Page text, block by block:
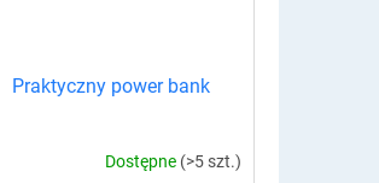
Praktyczny power bank
Dostępne (>5 szt.)